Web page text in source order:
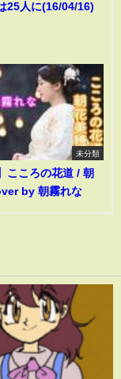
25人に(16/04/16)
未分類
こころの花道 / 朝
by 朝霧れな